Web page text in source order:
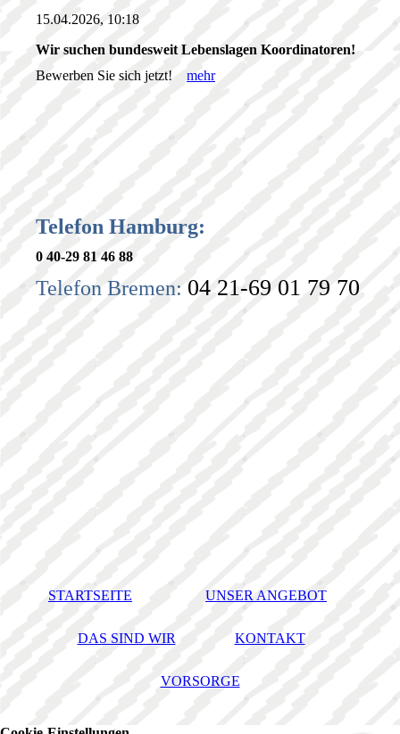
15.04.2026, 10:18
Wir suchen bundesweit Lebenslagen Koordinatoren!
Bewerben Sie sich jetzt! mehr
Telefon Hamburg:
0 40-29 81 46 88
Telefon Bremen: 04 21-69 01 79 70
STARTSEITE UNSER ANGEBOT
DAS SIND WIR KONTAKT
VORSORGE